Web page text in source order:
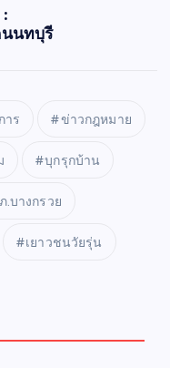
นทบุรี
าร ข่าวกฎหมาย
บุกรุกบ้าน
.บางกรวย
เยาวชนวัยรุ่น